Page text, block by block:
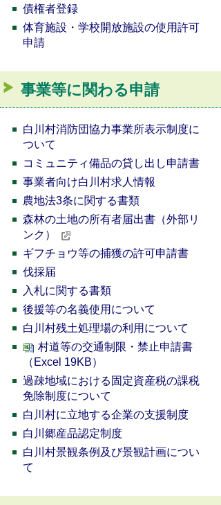
債権者登録
体育施設・学校開放施設の使用許可
申請
事業等に関わる申請
白川村消防団協力事業所表示制度に
ついて
コミュニティ備品の貸し出し申請書
事業者向け白川村求人情報
農地法3条に関する書類
森林の土地の所有者届出書（外部リ
ンク）
ギフチョウ等の捕獲の許可申請書
伐採届
入札に関する書類
後援等の名義使用について
白川村残土処理場の利用について
村道等の交通制限・禁止申請書
（Excel 19KB）
過疎地域における固定資産税の課税
免除制度について
白川村に立地する企業の支援制度
白川郷産品認定制度
白川村景観条例及び景観計画につい
て